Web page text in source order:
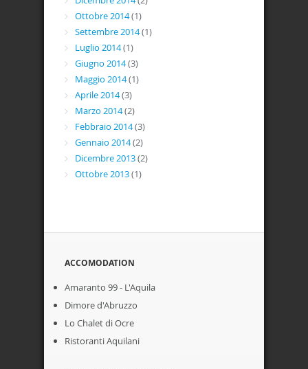
Ottobre 2014(1)
Settembre 2014(1)
Luglio 2014(1)
Giugno 2014(3)
Maggio 2014(1)
Aprile 2014(3)
Marzo 2014(2)
Febbraio 2014(3)
Gennaio 2014(2)
Dicembre 2013(2)
Ottobre 2013(1)
ACCOMODATION
Amaranto 99 - L'Aquila
Dimore d'Abruzzo
Lo Chalet di Ocre
Ristoranti Aquilani